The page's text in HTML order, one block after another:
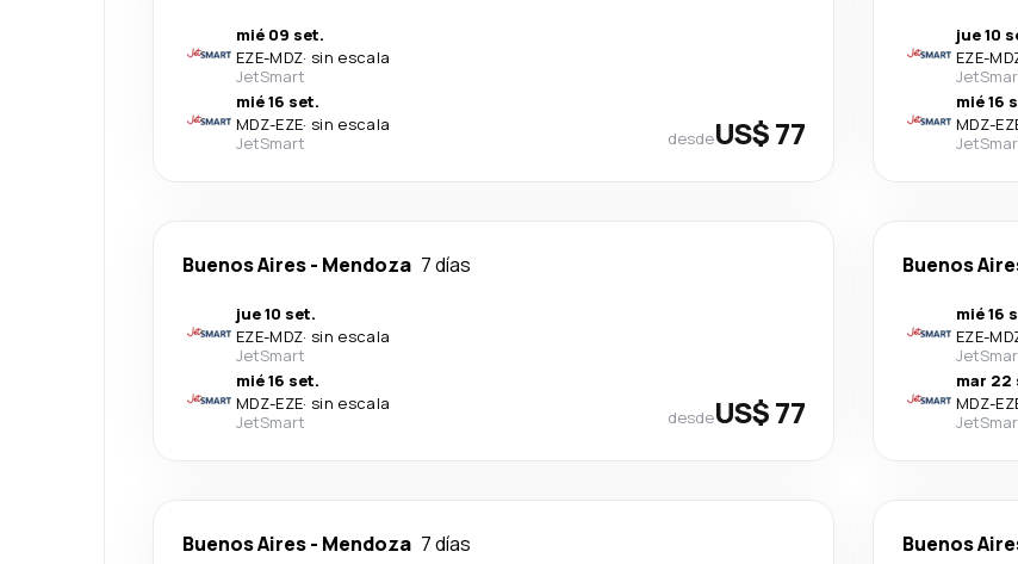
mié 09 set.
EZE-MDZ· sin escala
JetSmart
mié 16 set.
MDZ-EZE· sin escala
JetSmart
desdeUS$ 77
jue 10
EZE-
mié 16
MDZ-
Buenos Aires- Mendoza 7 días
jue 10 set.
EZE-MDZ· sin escala
JetSmart
mié 16 set.
MDZ-EZE· sin escala
JetSmart
desdeUS$ 77
Buenos
mié 16
EZE-
mar 22
MDZ-
Buenos Aires- Mendoza 7 días Buenos